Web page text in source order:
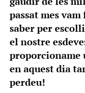
passat mes
saber per
el nostre
proporcioname
en aquest dia
perdeu!